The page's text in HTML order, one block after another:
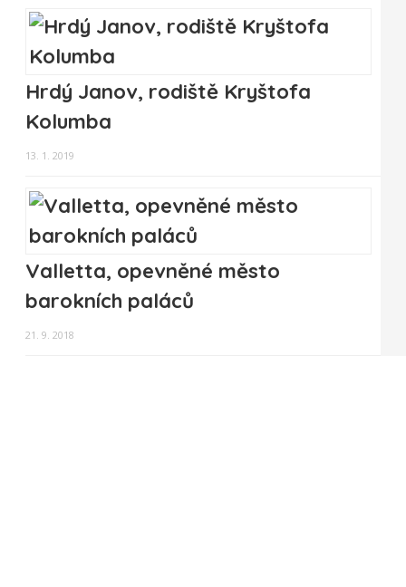
Hrdý Janov, rodiště Kryštofa
Kolumba
13. 1. 2019
Valletta, opevněné město
barokních paláců
21. 9. 2018